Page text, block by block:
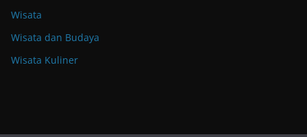
Wisata
Wisata dan Budaya
Wisata Kuliner